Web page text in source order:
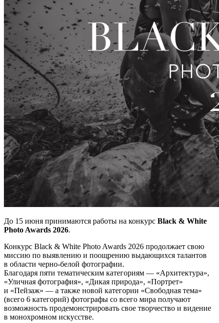
До 15 июня принимаются работы на конкурс Black & White
Photo Awards 2026.
Конкурс Black & White Photo Awards 2026 продолжает свою
миссию по выявлению и поощрению выдающихся талантов
в области черно-белой фотографии.
Благодаря пяти тематическим категориям — «Архитектура»,
«Уличная фотография», «Дикая природа», «Портрет»
и «Пейзаж» — а также новой категории «Свободная тема»
(всего 6 категорий) фотографы со всего мира получают
возможность продемонстрировать свое творчество и видение
в монохромном искусстве.